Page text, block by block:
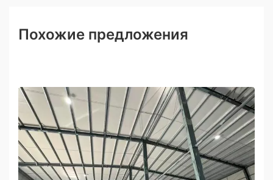
Похожие предложения